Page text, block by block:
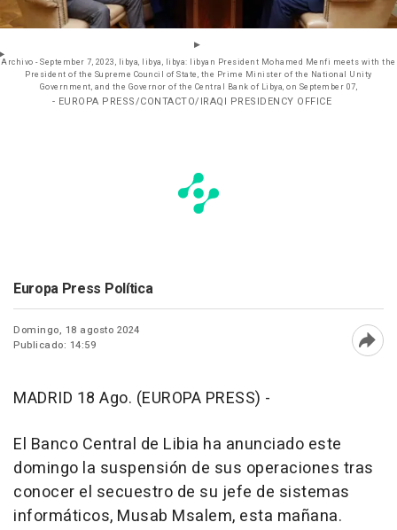
Archivo - September 7, 2023, libya, libya, libya: libyan President Mohamed Menfi meets with the
President of the Supreme Council of State, the Prime Minister of the National Unity
Government, and the Governor of the Central Bank of Libya, on September 07,
- EUROPA PRESS/CONTACTO/IRAQI PRESIDENCY OFFICE
Europa Press Política
Domingo, 18 agosto 2024
Publicado: 14:59
MADRID 18 Ago. (EUROPA PRESS) -
El Banco Central de Libia ha anunciado este
domingo la suspensión de sus operaciones tras
conocer el secuestro de su jefe de sistemas
informáticos, Musab Msalem, esta mañana.